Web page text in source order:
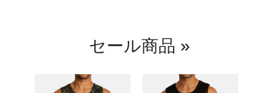
セール商品 »